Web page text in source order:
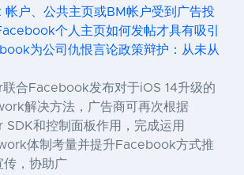
户、公共主页或BM帐户受到广告投
个人主页如何发帖才具有吸引
为公司仇恨言论政策辩护：从未从
合Facebook发布对于iOS 14升级的
解决方法，广告商可再次根据
和控制面板作用，完成运用
体制考量并提升Facebook方式推
传，协助广